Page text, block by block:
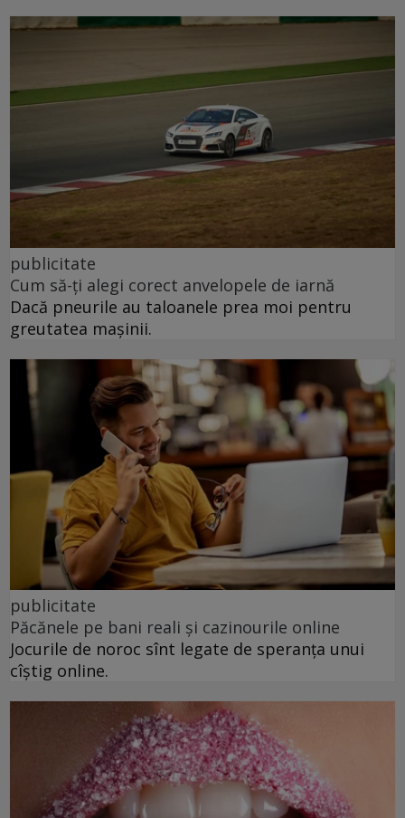
publicitate
Cum să-ți alegi corect anvelopele de iarnă
Dacă pneurile au taloanele prea moi pentru
greutatea mașinii.
publicitate
Păcănele pe bani reali și cazinourile online
Jocurile de noroc sînt legate de speranța unui
cîștig online.